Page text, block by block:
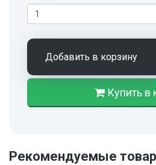
Добавить в корзину
Купить в
Рекомендуемые